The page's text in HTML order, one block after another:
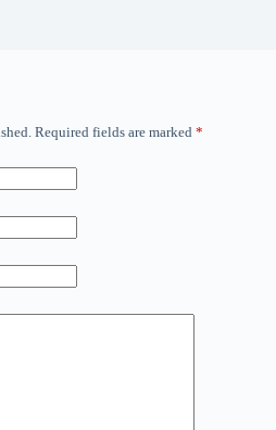
Required fields are marked *